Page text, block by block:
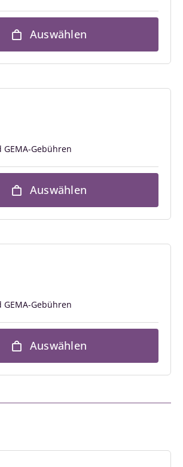
Auswählen
Auswählen
Auswählen